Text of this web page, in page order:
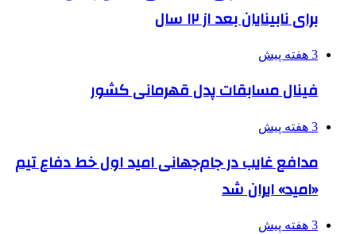
برای نابینایان بعد از ۱۲ سال
3 هفته پیش
فینال مسابقات پدل قهرمانی کشور
3 هفته پیش
مدافع غایب در جام‌جهانی امید اول خط دفاع تیم
«امید» ایران شد
3 هفته پیش